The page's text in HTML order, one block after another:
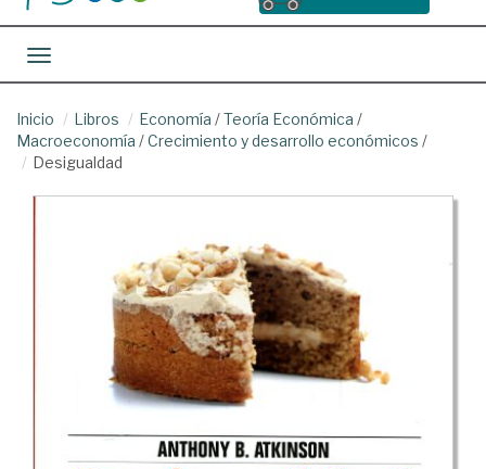
Toggle navigation
Inicio Libros Economía /Teoría Económica /
Macroeconomía /Crecimiento y desarrollo económicos /
Desigualdad